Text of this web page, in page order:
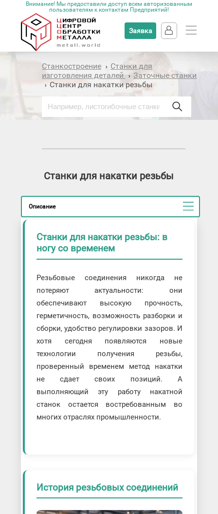
Внимание! Мы предоставили доступ всем авторизованным
пользователям к контактам Предприятий!
Заявка
Станкостроение › Станки для
изготовления деталей › Заточные станки
› Станки для накатки резьбы
Станки для накатки резьбы
Описание
Станки для накатки резьбы: в
ногу со временем
Резьбовые соединения никогда не
потеряют актуальности: они
обеспечивают высокую прочность,
герметичность, возможность разборки и
сборки, удобство регулировки зазоров. И
хотя сегодня появляются новые
технологии получения резьбы,
проверенный временем метод накатки
не сдает своих позиций. А
выполняющий эту работу накатной
станок остается востребованным во
многих отраслях промышленности.
История резьбовых соединений